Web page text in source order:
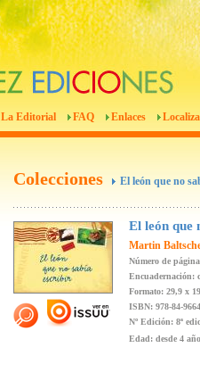
La Editorial FAQ Enlaces
Colecciones El león que no
El león que
Martin
Número de
Encuadernación:
Formato: 29,9 x
ISBN: 978-84-
Nº Edición: 8ª
Edad: desde 4